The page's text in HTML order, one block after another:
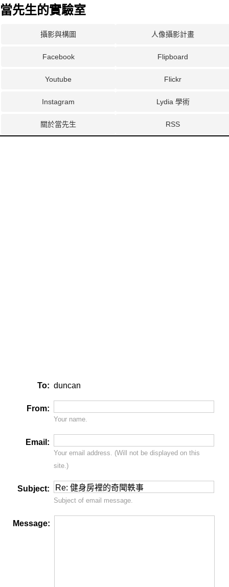
當先生的實驗室
攝影與構圖 人像攝影計畫
Facebook Flipboard
Youtube Flickr
Instagram Lydia 學術
關於當先生 RSS
To: duncan
From:
Your name.
Email:
Your email address. (Will notbe displayed on this
site.)
Subject:
Subject of email message.
Message: